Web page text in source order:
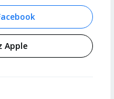
Apple